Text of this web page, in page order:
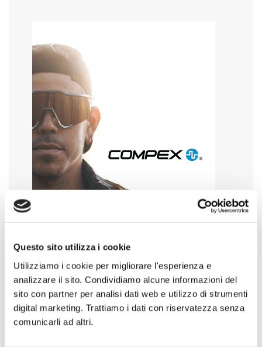
Questo sito utilizza i cookie
Utilizziamo i cookie per migliorare l'esperienza e
analizzare il sito. Condividiamo alcune informazioni del
sito con partner per analisi dati web e utilizzo di strumenti
digital marketing. Trattiamo i dati con riservatezza senza
comunicarli ad altri.